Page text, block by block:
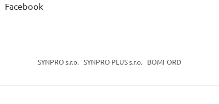
Facebook
SYNPRO s.r.o. SYNPRO PLUS s.r.o. BOMFORD